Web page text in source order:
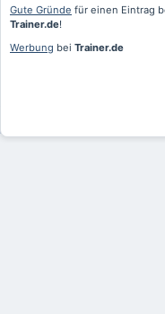
Gute Gründe für einen Eintrag
Trainer.de!
Werbung bei Trainer.de